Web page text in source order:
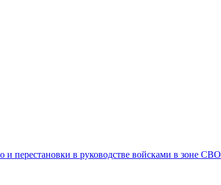
и перестановки в руководстве войсками в зоне СВО